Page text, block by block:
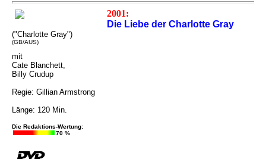
2001:
Die Liebe der Charlotte Gray
("Charlotte Gray")
(GB/AUS)
mit
Cate Blanchett,
Billy Crudup
Regie: Gillian Armstrong
Länge: 120 Min.
Die Redaktions-Wertung:
70 %